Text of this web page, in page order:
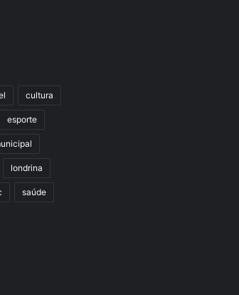
cultura
esporte
londrina
saúde